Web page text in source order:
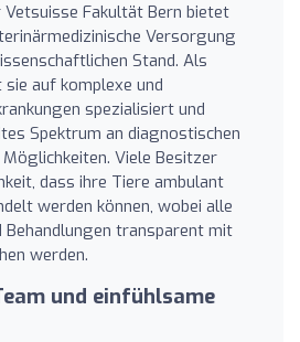
Vetsuisse Fakultät Bern bietet
Versorgung
Stand. Als
auf komplexe und
spezialisiert und
Spektrum an diagnostischen
Viele Besitzer
dass ihre Tiere ambulant
werden können, wobei alle
Behandlungen transparent mit
werden.
und einfühlsame